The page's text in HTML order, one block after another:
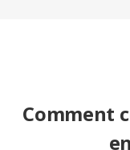
Comment